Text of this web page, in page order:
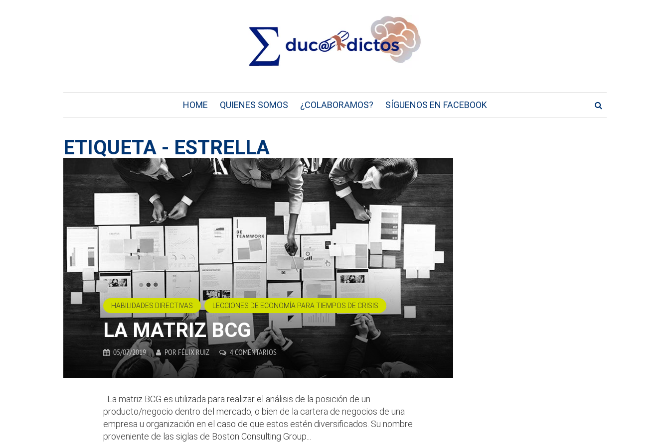
HOME QUIENES SOMOS ¿COLABORAMOS? SÍGUENOS EN FACEBOOK
ETIQUETA - ESTRELLA
HABILIDADES DIRECTIVAS LECCIONES DE ECONOMÍA PARA TIEMPOS DE CRISIS
LA MATRIZ BCG
05/07/2019 POR FÉLIX RUIZ 4 COMENTARIOS
La matriz BCG es utilizada para realizar el análisis de la posición de un
producto/negocio dentro del mercado, o bien de la cartera de negocios de una
empresa u organización en el caso de que estos estén diversificados. Su nombre
proveniente de las siglas de Boston Consulting Group...